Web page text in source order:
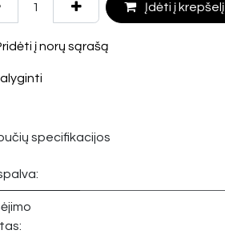
Įdėti į krepšelį
į norų sąrašą
specifikacijos